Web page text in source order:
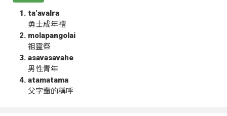
ta‘avalra
勇士成年禮
molapangolai
祖靈祭
asavasavahe
男性青年
atamatama
父字輩的稱呼